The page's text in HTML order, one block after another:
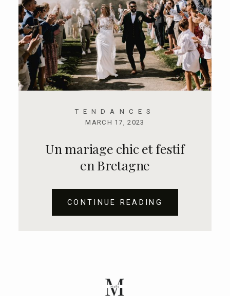
TENDANCES
MARCH 17, 2023
Un mariage chic et festif
en Bretagne
CONTINUE READING